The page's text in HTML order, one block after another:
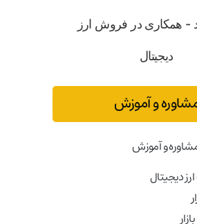
و آموزش
و آموزش
دیجیتال